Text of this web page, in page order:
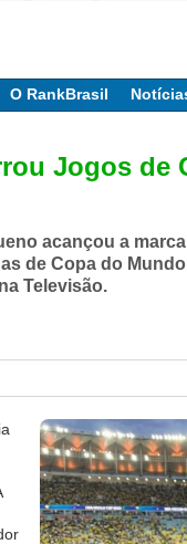
O RankBrasil
Jogos de
acançou a
de Copa do
Televisão.